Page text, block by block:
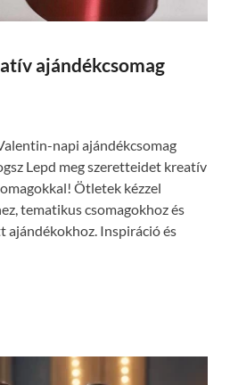
ajándékcsomag
napi ajándékcsomag
Lepd meg szeretteidet kreatív
Ötletek kézzel
tematikus csomagokhoz és
ajándékokhoz. Inspiráció és